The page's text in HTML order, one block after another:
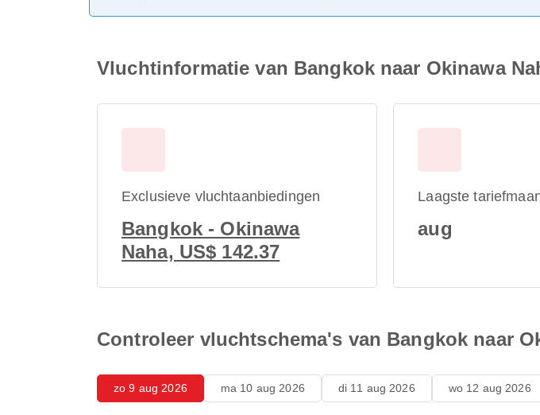
Vluchtinformatie van Bangkok naar Okinawa
Exclusieve vluchtaanbiedingen
Bangkok - Okinawa
Naha, US$ 142.37
Laagste
aug
Controleer vluchtschema's van Bangkok naar
zo 9 aug 2026 ma 10 aug 2026 di 11 aug 2026 wo 12 aug 2026